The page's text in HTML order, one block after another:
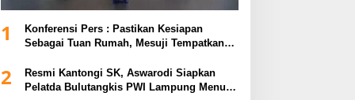
1
Konferensi Pers : Pastikan Kesiapan
Sebagai Tuan Rumah, Mesuji Tempatkan
Piala Gubernur Lampung
2
Resmi Kantongi SK, Aswarodi Siapkan
Pelatda Bulutangkis PWI Lampung Menuju